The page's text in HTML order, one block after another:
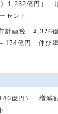
〕1,232億円）
セント
計画税 4,326
億円 伸び
億円） 増